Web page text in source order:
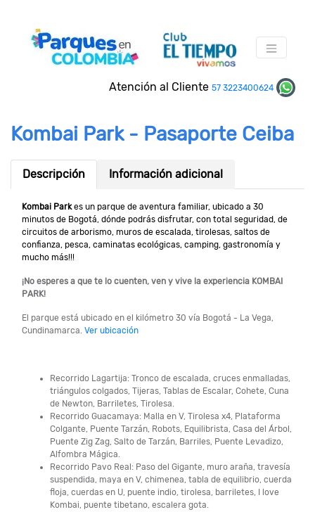
Atención al Cliente 57 3223400624
Kombai Park - Pasaporte Ceiba
Descripción Información adicional
Kombai Parkes un parque de aventura familiar, ubicado a 30
minutos de Bogotá, dónde podrás disfrutar, con total seguridad, de
circuitos de arborismo, muros de escalada, tirolesas, saltos de
confianza, pesca, caminatas ecológicas, camping, gastronomía y
mucho más!!!
¡No esperes a que te lo cuenten, ven y vive la experiencia KOMBAI
PARK!
El parque está ubicado en el kilómetro 30 vía Bogotá - La Vega,
Cundinamarca. Ver ubicación
Recorrido Lagartija: Tronco de escalada, cruces enmalladas,
triángulos colgados, Tijeras, Tablas de Escalar, Cohete, Cuna
de Newton, Barriletes, Tirolesa.
Recorrido Guacamaya: Malla en V, Tirolesa x4, Plataforma
Colgante, Puente Tarzán, Robots, Equilibrista, Casa del Árbol,
Puente Zig Zag, Salto de Tarzán, Barriles, Puente Levadizo,
Alfombra Mágica.
Recorrido Pavo Real: Paso del Gigante, muro araña, travesía
suspendida, maya en V, chimenea, tabla de equilibrio, cuerda
floja, cuerdas en U, puente indio, tirolesa, barriletes, I love
Kombai, puente tibetano, escalera gota.